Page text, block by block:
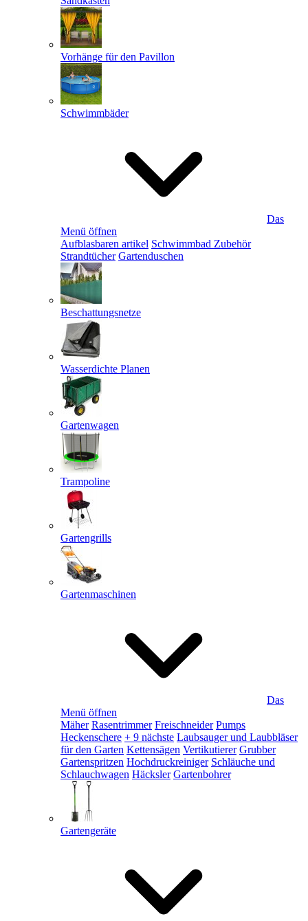
Vorhänge für den Pavillon
Schwimmbäder
Das
Menü öffnen
Aufblasbaren artikel Schwimmbad Zubehör
Strandtücher Gartenduschen
Beschattungsnetze
Wasserdichte Planen
Gartenwagen
Trampoline
Gartengrills
Gartenmaschinen
Das
Menü öffnen
Mäher Rasentrimmer Freischneider Pumps
Heckenschere + 9 nächste Laubsauger und Laubbläser
für den Garten Kettensägen Vertikutierer Grubber
Gartenspritzen Hochdruckreiniger Schläuche und
Schlauchwagen Häcksler Gartenbohrer
Gartengeräte